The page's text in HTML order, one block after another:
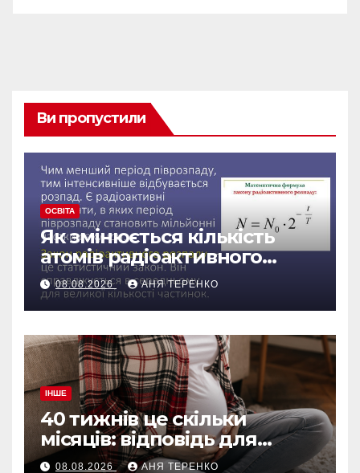
Ви пропустили
ОСВІТА
Як змінюється кількість
атомів радіоактивного
препарату з часом
08.08.2026 АНЯ ТЕРЕНКО
ІНШЕ
40 тижнів це скільки
місяців: відповідь для
вагітних і не тільки
08.08.2026 АНЯ ТЕРЕНКО